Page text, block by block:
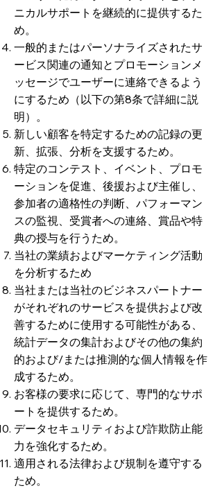
ニカルサポートを継続的に提供するた
め。
一般的またはパーソナライズされたサ
ービス関連の通知とプロモーションメ
ッセージでユーザーに連絡できるよう
にするため（以下の第8条で詳細に説
明）。
新しい顧客を特定するための記録の更
新、拡張、分析を支援するため。
特定のコンテスト、イベント、プロモ
ーションを促進、後援および主催し、
参加者の適格性の判断、パフォーマン
スの監視、受賞者への連絡、賞品や特
典の授与を行うため。
当社の業績およびマーケティング活動
を分析するため
当社または当社のビジネスパートナー
がそれぞれのサービスを提供および改
善するために使用する可能性がある、
統計データの集計およびその他の集約
的および/または推測的な個人情報を作
成するため。
お客様の要求に応じて、専門的なサポ
ートを提供するため。
データセキュリティおよび詐欺防止能
力を強化するため。
適用される法律および規制を遵守する
ため。